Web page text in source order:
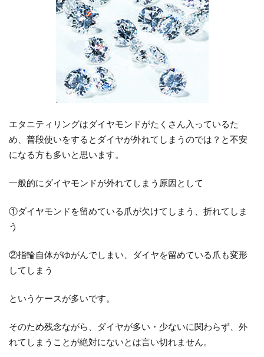
エタニティリングはダイヤモンドがたくさん入っているた
め、普段使いをするとダイヤが外れてしまうのでは？と不安
になる方も多いと思います。
一般的にダイヤモンドが外れてしまう原因として
①ダイヤモンドを留めている爪が欠けてしまう、折れてしま
う
②指輪自体がゆがんでしまい、ダイヤを留めている爪も変形
してしまう
というケースが多いです。
そのため残念ながら、ダイヤが多い・少ないに関わらず、外
れてしまうことが絶対にないとは言い切れません。